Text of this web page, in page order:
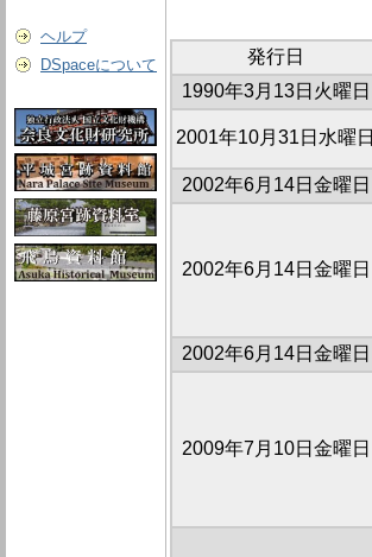
ヘルプ
DSpaceについて
発行日
1990年3月13日火曜日
2001年10月31日水曜日
2002年6月14日金曜日
2002年6月14日金曜日
2002年6月14日金曜日
2009年7月10日金曜日